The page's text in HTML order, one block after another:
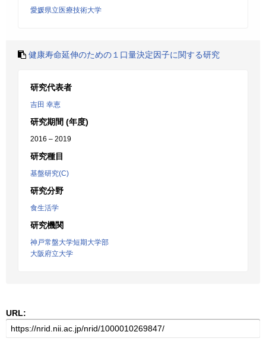
愛媛県立医療技術大学
健康寿命延伸のための１口量決定因子に関する研究
研究代表者
吉田 幸恵
研究期間 (年度)
2016 – 2019
研究種目
基盤研究(C)
研究分野
食生活学
研究機関
神戸常盤大学短期大学部
大阪府立大学
URL: